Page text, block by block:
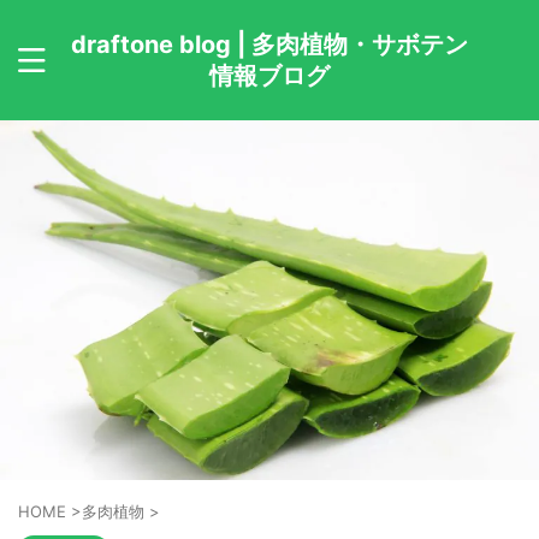
draftone blog | 多肉植物・サボテン
情報ブログ
HOME >多肉植物 >